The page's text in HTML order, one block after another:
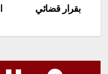
بقرار قضائي